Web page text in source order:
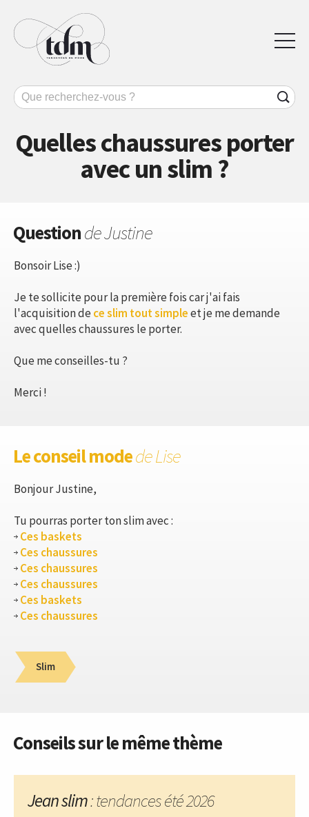
Quelles chaussures porter
avec un slim ?
Questionde Justine
Bonsoir Lise :)
Je te sollicite pour la première fois car j'ai fais
l'acquisition de ce slim tout simpleet je me demande
avec quelles chaussures le porter.
Que me conseilles-tu ?
Merci !
Le conseil modede Lise
Bonjour Justine,
Tu pourras porter ton slim avec :
Ces baskets
Ces chaussures
Ces chaussures
Ces chaussures
Ces baskets
Ces chaussures
Slim
Conseils sur le même thème
Jean slim: tendances été 2026